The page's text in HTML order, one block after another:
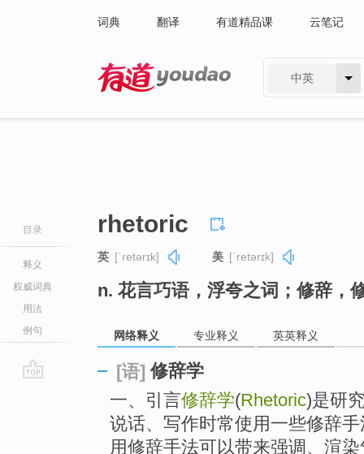
词典 翻译 有道精品课 云笔记
中英
目录
释义
权威词典
用法
例句
rhetoric
英 [ˈretərɪk] 美 [ˈretərɪk]
n. 花言巧语，浮夸之词；修辞，
网络释义 专业释义 英英释义
[语] 修辞学
一、引言修辞学(Rhetoric)是研
说话、写作时常使用一些修辞
用修辞手法可以带来强调、渲